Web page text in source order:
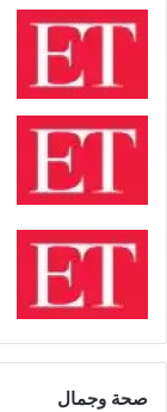
صحة وجمال